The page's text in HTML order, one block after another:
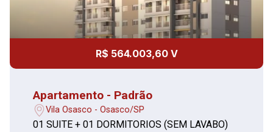
R$ 564.003,60 V
Apartamento - Padrão
Vila Osasco - Osasco/SP
01 SUITE + 01 DORMITORIOS (SEM LAVABO)